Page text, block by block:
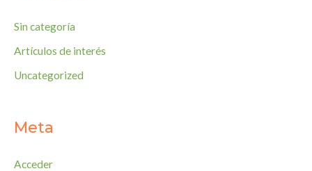
Sin categoría
Artículos de interés
Uncategorized
Meta
Acceder